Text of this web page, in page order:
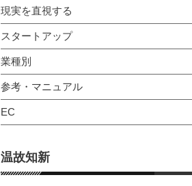
現実を直視する
スタートアップ
業種別
参考・マニュアル
EC
温故知新